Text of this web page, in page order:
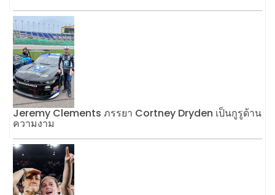
Jeremy Clements ภรรยา Cortney Dryden เป็นกูรูด้าน
ความงาม